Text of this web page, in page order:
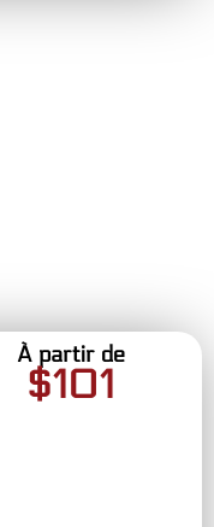
À partir de
$100